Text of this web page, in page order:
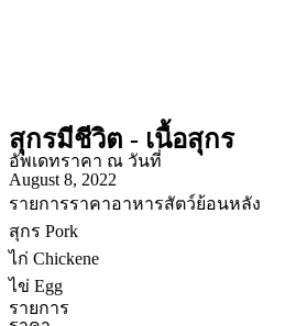
สุกรมีชีวิต - เนื้อสุกร
อัพเดทราคา ณ วันที่
August 8, 2022
รายการราคาอาหารสัตว์ย้อนหลัง
สุกร Pork
ไก่ Chickene
ไข่ Egg
รายการ